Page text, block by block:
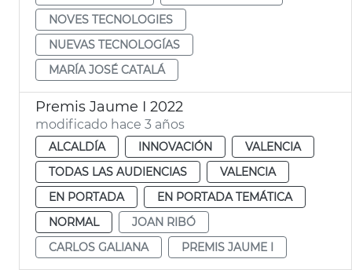
NOVES TECNOLOGIES
NUEVAS TECNOLOGÍAS
MARÍA JOSÉ CATALÁ
Premis Jaume I 2022
modificado hace 3 años
ALCALDÍA INNOVACIÓN
VALENCIA
TODAS LAS AUDIENCIAS
VALENCIA
EN PORTADA
EN PORTADA TEMÁTICA
NORMAL
JOAN RIBÓ
CARLOS GALIANA
PREMIS JAUME I